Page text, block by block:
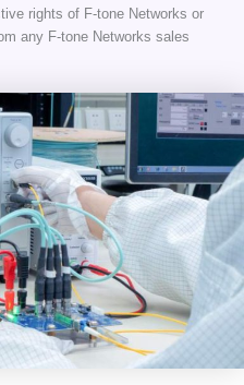
rights of F-tone Networks or
any F-tone Networks sales